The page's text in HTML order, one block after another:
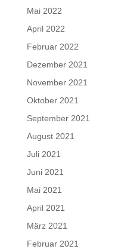
Mai 2022
April 2022
Februar 2022
Dezember 2021
November 2021
Oktober 2021
September 2021
August 2021
Juli 2021
Juni 2021
Mai 2021
April 2021
März 2021
Februar 2021